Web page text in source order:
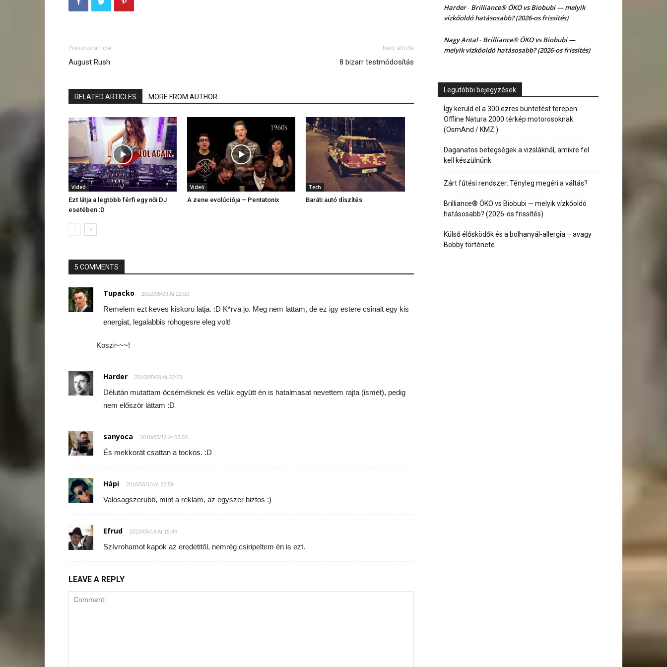
Previous article
August Rush
Next article
8 bizarr testmódosítás
RELATED ARTICLES MORE FROM AUTHOR
Videó
Ezt látja a legtöbb férfi egy női DJ
esetében :D
Videó
A zene evolúciója – Pentatonix
Tech
Baráti autó díszítés
5 COMMENTS
Tupacko 2010/05/09 At 22:00
Remelem ezt keves kiskoru latja. :D K*rva jo. Meg nem lattam, de ez igy estere csinalt egy kis
energiat, legalabbis rohogesre eleg volt!
Koszi~~~!
Harder 2010/05/09 At 22:23
Délután mutattam öcséméknek és velük együtt én is hatalmasat nevettem rajta (ismét), pedig
nem először láttam :D
sanyoca 2010/05/12 At 03:03
És mekkorát csattan a tockos. :D
Hápi 2010/05/13 At 22:59
Valosagszerubb, mint a reklam, az egyszer biztos :)
Efrud 2010/05/18 At 15:49
Szívrohamot kapok az eredetitől, nemrég csiripeltem én is ezt.
LEAVE A REPLY
Harder- Brilliance® ÖKO vs Biobubi — melyik
vízkőoldó hatásosabb? (2026-os frissítés)
Nagy Antal- Brilliance® ÖKO vs Biobubi —
melyik vízkőoldó hatásosabb? (2026-os frissítés)
Legutóbbi bejegyzések
Így kerüld el a 300 ezres büntetést terepen:
Offline Natura 2000 térkép motorosoknak
(OsmAnd / KMZ )
Daganatos betegségek a vizsláknál, amikre fel
kell készülnünk
Zárt fűtési rendszer: Tényleg megéri a váltás?
Brilliance® ÖKO vs Biobubi — melyik vízkőoldó
hatásosabb? (2026-os frissítés)
Külső élősködők és a bolhanyál-allergia – avagy
Bobby története